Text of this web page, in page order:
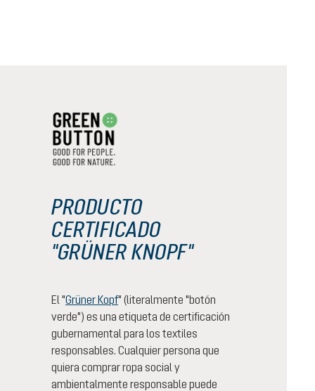
PRODUCTO
CERTIFICADO
"GRÜNER KNOPF"
El "Grüner Kopf" (literalmente "botón
verde") es una etiqueta de certificación
gubernamental para los textiles
responsables. Cualquier persona que
quiera comprar ropa social y
ambientalmente responsable puede